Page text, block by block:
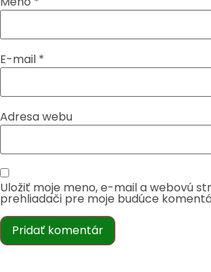
E-mail *
Adresa webu
Uložiť moje meno, e-mail a webovú
prehliadači pre moje budúce